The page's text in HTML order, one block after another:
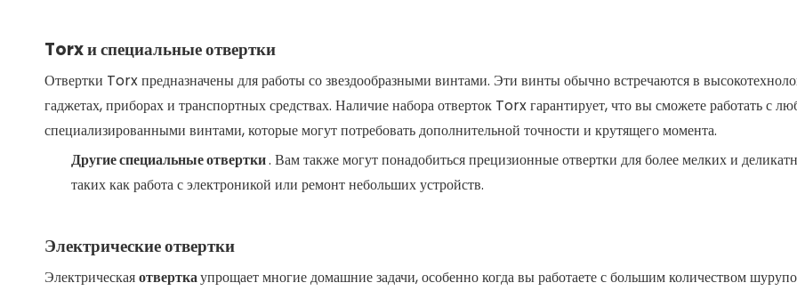
Torx и специальные отвертки
Отвертки Torx предназначены для работы со звездообразными винтами. Эти винты обычно встречаются в
гаджетах, приборах и транспортных средствах. Наличие набора отверток Torx гарантирует, что вы сможете работать с
специализированными винтами, которые могут потребовать дополнительной точности и крутящего момента.
Другие специальные отвертки. Вам также могут понадобиться прецизионные отвертки для более мелких и
таких как работа с электроникой или ремонт небольших устройств.
Электрические отвертки
Электрическаяотверткаупрощает многие домашние задачи, особенно когда вы работаете с большим количеством